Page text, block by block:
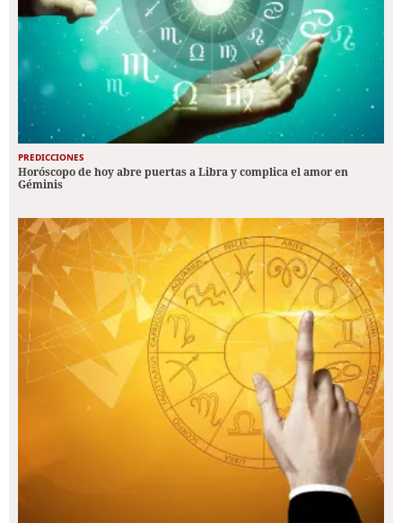
PREDICCIONES
Horóscopo de hoy abre puertas a Libra y complica el amor en
Géminis